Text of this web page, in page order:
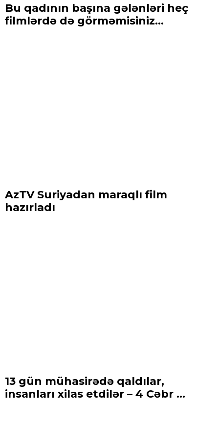
Bu qadının başına gələnləri heç
filmlərdə də görməmisiniz...
AzTV Suriyadan maraqlı film
hazırladı
13 gün mühasirədə qaldılar,
insanları xilas etdilər – 4 Cəbr ...